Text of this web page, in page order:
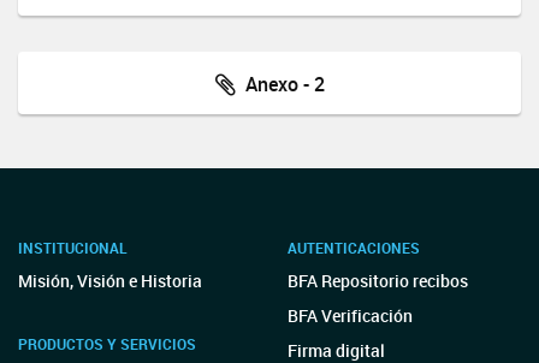
Anexo - 2
INSTITUCIONAL
Misión, Visión e Historia
PRODUCTOS Y SERVICIOS
AUTENTICACIONES
BFA Repositorio recibos
BFA Verificación
Firma digital